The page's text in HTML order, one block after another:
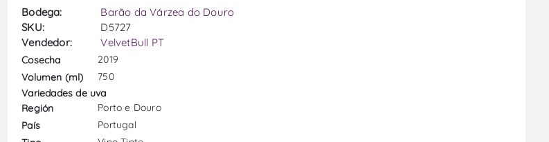
Bodega:
Barão da Várzea do Douro
SKU:
D5727
Vendedor:
VelvetBull PT
Cosecha
2019
Volumen (ml)
750
Variedades de uva
Región
Porto e Douro
País
Portugal